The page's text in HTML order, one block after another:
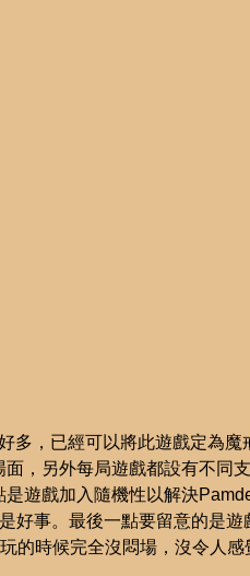
多，已經可以將此遊戲定為魔
，另外每局遊戲都設有不同
遊戲加入隨機性以解決
好事。最後一點要留意的是遊
的時候完全沒悶場，沒令人